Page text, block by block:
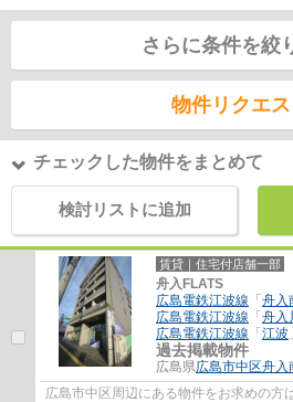
さらに条件を絞
物件リクエス
チェックした物件をまとめて
検討リストに追加
賃貸｜住宅付店舗一部
舟入FLATS
広島電鉄江波線 「 舟入
広島電鉄江波線 「 舟入
広島電鉄江波線 「 江波
過去掲載物件
広島県広島市中区舟入
広島市中区周辺にある物件をお求めの方